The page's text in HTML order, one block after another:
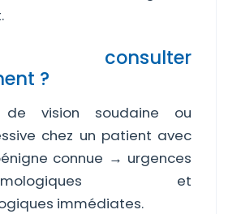
consulter
?
de vision soudaine ou
chez un patient avec
connue → urgences
et
immédiates.